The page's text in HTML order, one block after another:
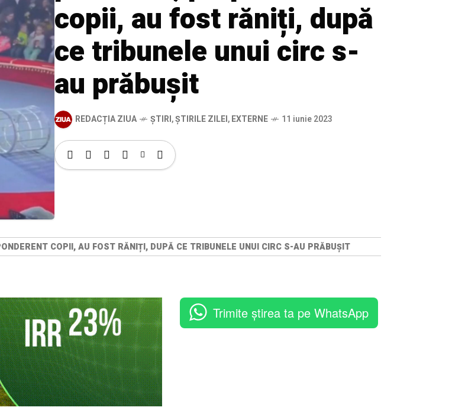
copii, au fost răniți, după
ce tribunele unui circ s-
au prăbușit
REDACȚIA ZIUA ȘTIRI,ȘTIRILE ZILEI,EXTERNE 11 iunie 2023
COPII, AU FOST RĂNIȚI, DUPĂ CE TRIBUNELE UNUI CIRC S-AU PRĂBUȘIT
Trimite știrea ta pe WhatsApp